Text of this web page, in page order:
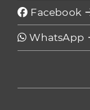
Facebook
WhatsApp